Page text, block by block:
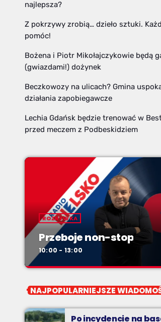
najlepsza?
Z pokrzywy zrobią… dzieło sztuki.
pomóc!
Bożena i Piotr Mikołajczykowie będą
(gwiazdami!) dożynek
Beczkowozy na ulicach? Gmina
działania zapobiegawcze
Lechia Gdańsk będzie trenować w
przed meczem z Podbeskidziem
ROZRYWKA
Przeboje non-stop
10:00 - 13:00
Przeboje non-stop
Podbeskidziu! Konkursy, akcje
NAJPOPULARNIEJSZE
Po incydencie na